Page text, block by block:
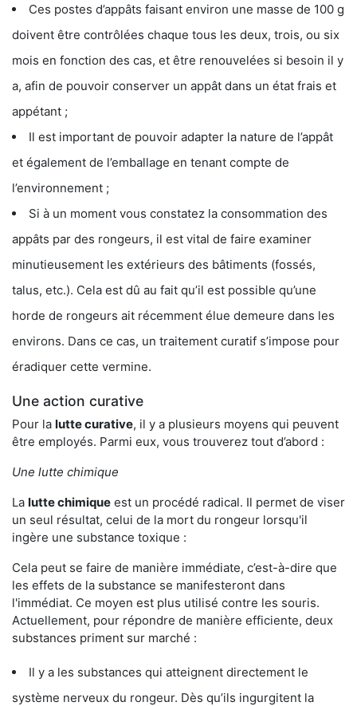
Ces postes d’appâts faisant environ une masse de 100 g
doivent être contrôlées chaque tous les deux, trois, ou six
mois en fonction des cas, et être renouvelées si besoin il y
a, afin de pouvoir conserver un appât dans un état frais et
appétant ;
Il est important de pouvoir adapter la nature de l’appât
et également de l’emballage en tenant compte de
l’environnement ;
Si à un moment vous constatez la consommation des
appâts par des rongeurs, il est vital de faire examiner
minutieusement les extérieurs des bâtiments (fossés,
talus, etc.). Cela est dû au fait qu’il est possible qu’une
horde de rongeurs ait récemment élue demeure dans les
environs. Dans ce cas, un traitement curatif s’impose pour
éradiquer cette vermine.
Une action curative
Pour la lutte curative, il y a plusieurs moyens qui peuvent
être employés. Parmi eux, vous trouverez tout d’abord :
Une lutte chimique
La lutte chimique est un procédé radical. Il permet de viser
un seul résultat, celui de la mort du rongeur lorsqu'il
ingère une substance toxique :
Cela peut se faire de manière immédiate, c’est-à-dire que
les effets de la substance se manifesteront dans
l'immédiat. Ce moyen est plus utilisé contre les souris.
Actuellement, pour répondre de manière efficiente, deux
substances priment sur marché :
Il y a les substances qui atteignent directement le
système nerveux du rongeur. Dès qu’ils ingurgitent la